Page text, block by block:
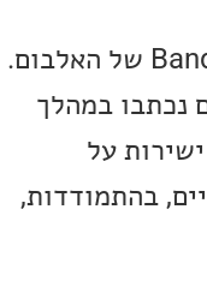
, היא מספרת בעמוד ה-Bandcamp של האלבום.
השירים נכתבו במהלך
על
בהתמודדות,